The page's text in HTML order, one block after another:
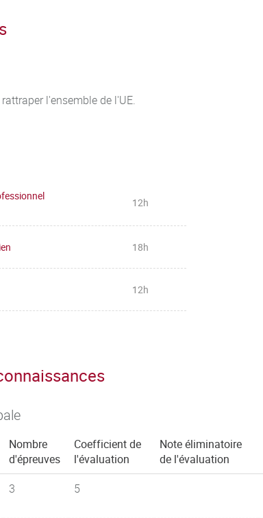
l'ensemble de l'UE.
12h
18h
12h
Nombre
d'épreuves
Coefficient de
l'évaluation
Note éliminatoire
de l'évaluation
3 5